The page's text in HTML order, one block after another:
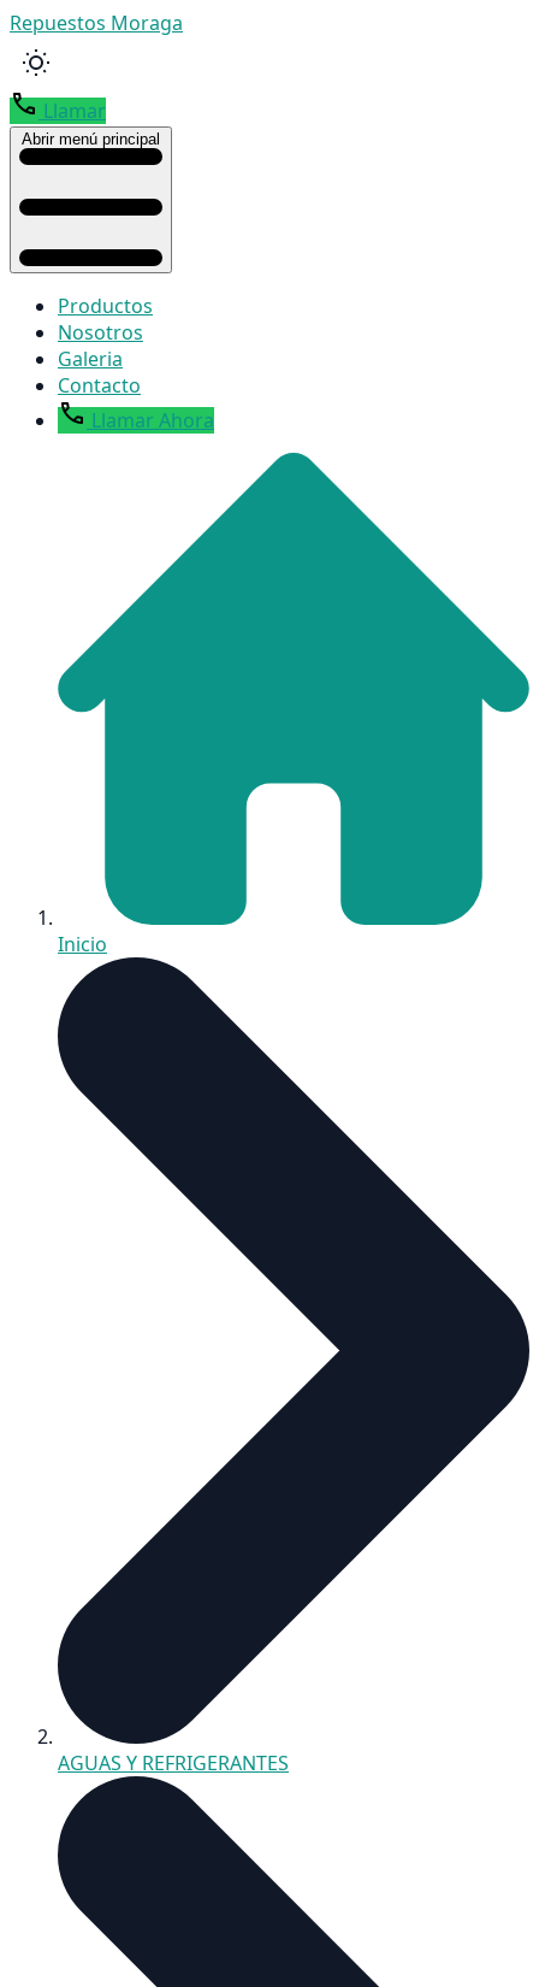
Repuestos Moraga
Llamar
Abrir menú principal
Productos
Nosotros
Galeria
Contacto
Llamar Ahora
Inicio
AGUAS Y REFRIGERANTES